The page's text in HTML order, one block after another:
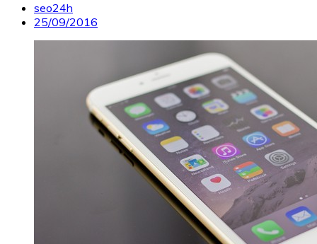
seo24h
25/09/2016